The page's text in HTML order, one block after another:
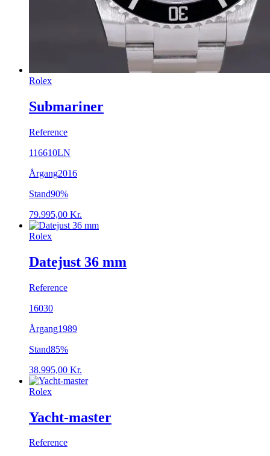
Rolex
Submariner
Reference
116610LN
Årgang2016
Stand90%
79.995,00 Kr.
Rolex
Datejust 36 mm
Reference
16030
Årgang1989
Stand85%
38.995,00 Kr.
Rolex
Yacht-master
Reference